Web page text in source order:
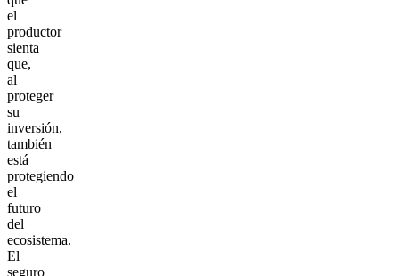
el
productor
sienta
que,
al
proteger
su
inversión,
también
está
protegiendo
el
futuro
del
ecosistema.
El
seguro